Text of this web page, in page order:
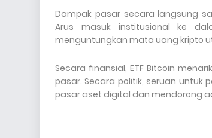
Dampak pasar secara langsung
Arus masuk institusional ke
menguntungkan mata uang kripto
Secara finansial, ETF Bitcoin
pasar. Secara politik, seruan untuk
pasar aset digital dan mendorong